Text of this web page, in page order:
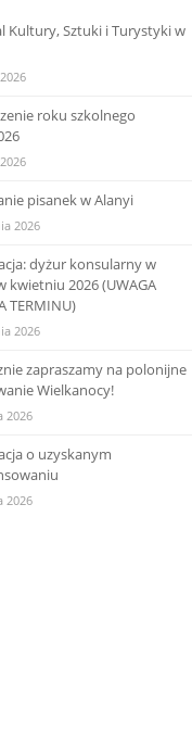
Kultury, Sztuki i Turystyki w
roku szkolnego
pisanek w Alanyi
2026
dyżur konsularny w
kwietniu 2026 (UWAGA
TERMINU)
2026
zapraszamy na polonijne
Wielkanocy!
2026
o uzyskanym
2026